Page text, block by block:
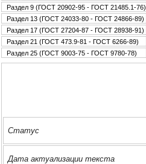
Раздел 9 (ГОСТ 20902-95 - ГОСТ 21485.1-76)
Раздел 13 (ГОСТ 24033-80 - ГОСТ 24866-89)
Раздел 17 (ГОСТ 27204-87 - ГОСТ 28938-91)
Раздел 21 (ГОСТ 473.9-81 - ГОСТ 6266-89)
Раздел 25 (ГОСТ 9003-75 - ГОСТ 9780-78)
Статус
Дата актуализации текста